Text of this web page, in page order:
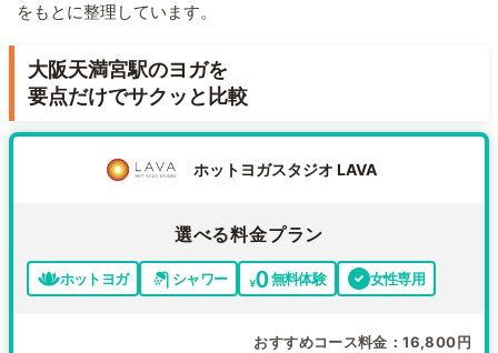
をもとに整理しています。
大阪天満宮駅のヨガを
要点だけでサクッと比較
ホットヨガスタジオ LAVA
選べる料金プラン
ホットヨガ シャワー 無料体験 女性専用
おすすめコース料金 16,800円